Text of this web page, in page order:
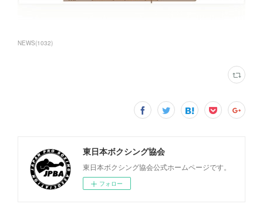
NEWS(1032)
東日本ボクシング協会
東日本ボクシング協会公式ホームページです。
フォロー